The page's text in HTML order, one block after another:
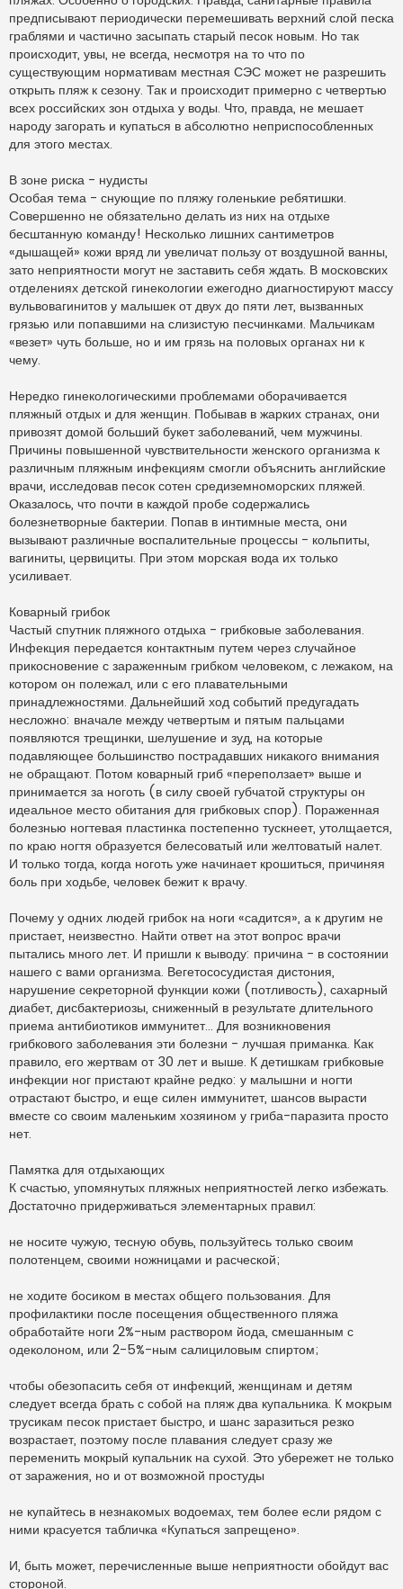
предписывают периодически перемешивать верхний слой песка
граблями и частично засыпать старый песок новым. Но так
происходит, увы, не всегда, несмотря на то что по
существующим нормативам местная СЭС может не разрешить
открыть пляж к сезону. Так и происходит примерно с четвертью
всех российских зон отдыха у воды. Что, правда, не мешает
народу загорать и купаться в абсолютно неприспособленных
для этого местах.
В зоне риска - нудисты
Особая тема - снующие по пляжу голенькие ребятишки.
Cовершенно не обязательно делать из них на отдыхе
бесштанную команду! Несколько лишних сантиметров
«дышащей» кожи вряд ли увеличат пользу от воздушной ванны,
зато неприятности могут не заставить себя ждать. В московских
отделениях детской гинекологии ежегодно диагностируют массу
вульвовагинитов у малышек от двух до пяти лет, вызванных
грязью или попавшими на слизистую песчинками. Мальчикам
«везет» чуть больше, но и им грязь на половых органах ни к
чему.
Нередко гинекологическими проблемами оборачивается
пляжный отдых и для женщин. Побывав в жарких странах, они
привозят домой больший букет заболеваний, чем мужчины.
Причины повышенной чувствительности женского организма к
различным пляжным инфекциям смогли объяснить английские
врачи, исследовав песок сотен средиземноморских пляжей.
Оказалось, что почти в каждой пробе содержались
болезнетворные бактерии. Попав в интимные места, они
вызывают различные воспалительные процессы - кольпиты,
вагиниты, цервициты. При этом морская вода их только
усиливает.
Коварный грибок
Частый спутник пляжного отдыха - грибковые заболевания.
Инфекция передается контактным путем через случайное
прикосновение с зараженным грибком человеком, с лежаком, на
котором он полежал, или с его плавательными
принадлежностями. Дальнейший ход событий предугадать
несложно: вначале между четвертым и пятым пальцами
появляются трещинки, шелушение и зуд, на которые
подавляющее большинство пострадавших никакого внимания
не обращают. Потом коварный гриб «переползает» выше и
принимается за ноготь (в силу своей губчатой структуры он
идеальное место обитания для грибковых спор). Пораженная
болезнью ногтевая пластинка постепенно тускнеет, утолщается,
по краю ногтя образуется белесоватый или желтоватый налет.
И только тогда, когда ноготь уже начинает крошиться, причиняя
боль при ходьбе, человек бежит к врачу.
Почему у одних людей грибок на ноги «садится», а к другим не
пристает, неизвестно. Найти ответ на этот вопрос врачи
пытались много лет. И пришли к выводу: причина - в состоянии
нашего с вами организма. Вегетососудистая дистония,
нарушение секреторной функции кожи (потливость), сахарный
диабет, дисбактериозы, сниженный в результате длительного
приема антибиотиков иммунитет... Для возникновения
грибкового заболевания эти болезни - лучшая приманка. Как
правило, его жертвам от 30 лет и выше. К детишкам грибковые
инфекции ног пристают крайне редко: у малышни и ногти
отрастают быстро, и еще силен иммунитет, шансов вырасти
вместе со своим маленьким хозяином у гриба-паразита просто
нет.
Памятка для отдыхающих
К счастью, упомянутых пляжных неприятностей легко избежать.
Достаточно придерживаться элементарных правил:
не носите чужую, тесную обувь, пользуйтесь только своим
полотенцем, своими ножницами и расческой;
не ходите босиком в местах общего пользования. Для
профилактики после посещения общественного пляжа
обработайте ноги 2%-ным раствором йода, смешанным с
одеколоном, или 2-5%-ным салициловым спиртом;
чтобы обезопасить себя от инфекций, женщинам и детям
следует всегда брать с собой на пляж два купальника. К мокрым
трусикам песок пристает быстро, и шанс заразиться резко
возрастает, поэтому после плавания следует сразу же
переменить мокрый купальник на сухой. Это убережет не только
от заражения, но и от возможной простуды
не купайтесь в незнакомых водоемах, тем более если рядом с
ними красуется табличка «Купаться запрещено».
И, быть может, перечисленные выше неприятности обойдут вас
стороной.